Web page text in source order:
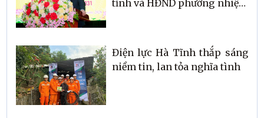
tỉnh và HĐND phường nhiệm
Điện lực Hà Tĩnh thắp sáng
niềm tin, lan tỏa nghĩa tình